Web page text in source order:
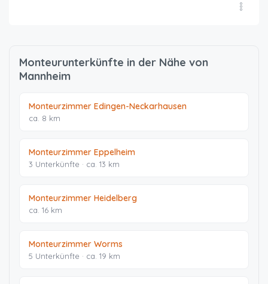
Monteurunterkünfte in der Nähe von
Mannheim
Monteurzimmer Edingen-Neckarhausen
ca. 8 km
Monteurzimmer Eppelheim
3 Unterkünfte · ca. 13 km
Monteurzimmer Heidelberg
ca. 16 km
Monteurzimmer Worms
5 Unterkünfte · ca. 19 km